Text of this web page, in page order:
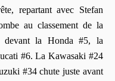
repartant avec Stefan
au classement de la
la Honda #5, la
#6. La Kawasaki #24
#34 chute juste avant